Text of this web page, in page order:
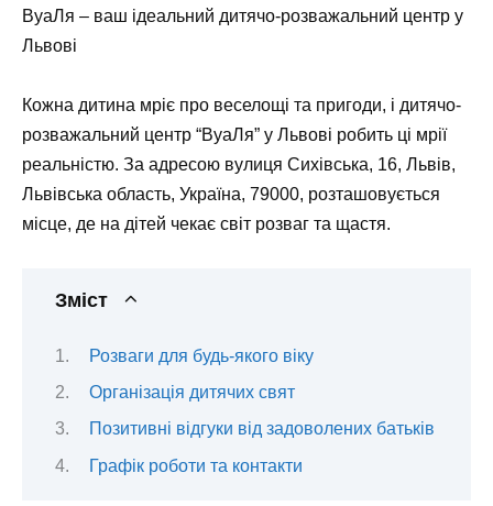
ВуаЛя – ваш ідеальний дитячо-розважальний центр у
Львові
Кожна дитина мріє про веселощі та пригоди, і дитячо-
розважальний центр “ВуаЛя” у Львові робить ці мрії
реальністю. За адресою вулиця Сихівська, 16, Львів,
Львівська область, Україна, 79000, розташовується
місце, де на дітей чекає світ розваг та щастя.
Зміст
Розваги для будь-якого віку
Організація дитячих свят
Позитивні відгуки від задоволених батьків
Графік роботи та контакти